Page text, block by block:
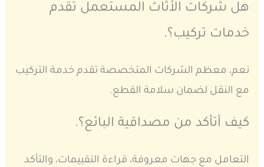
هل شركات الأثاث المستعمل تقدم
خدمات تركيب؟.
نعم، معظم الشركات المتخصصة تقدم خدمة التركيب
مع النقل لضمان سلامة القطع.
كيف أتأكد من مصداقية البائع؟.
التعامل مع جهات معروفة، قراءة التقييمات، والتأكد